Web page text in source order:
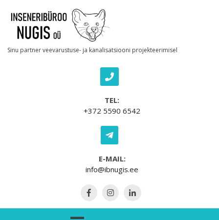
Sinu partner veevarustuse- ja kanalisatsiooni projekteerimisel
TEL:
+372 5590 6542
E-MAIL:
info@ibnugis.ee